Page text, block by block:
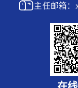
主任邮箱：